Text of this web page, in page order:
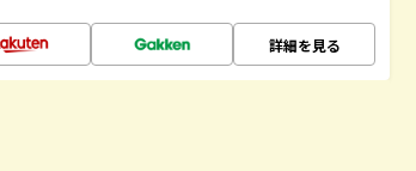
詳細を見る